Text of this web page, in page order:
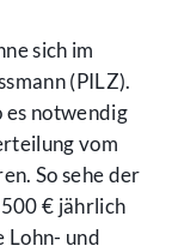
sich im
(PILZ).
es notwendig
vom
So sehe der
€ jährlich
Lohn- und